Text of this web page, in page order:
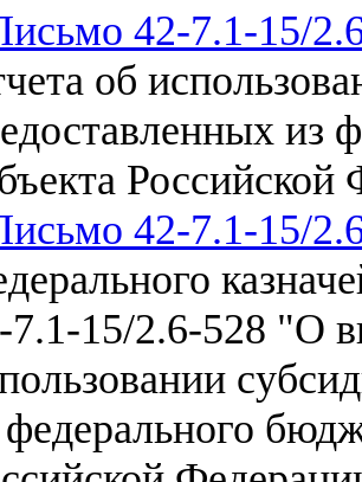
42-7.1-15/
об
из
42-7.1-15/
7.1-15/2.6-528 "О